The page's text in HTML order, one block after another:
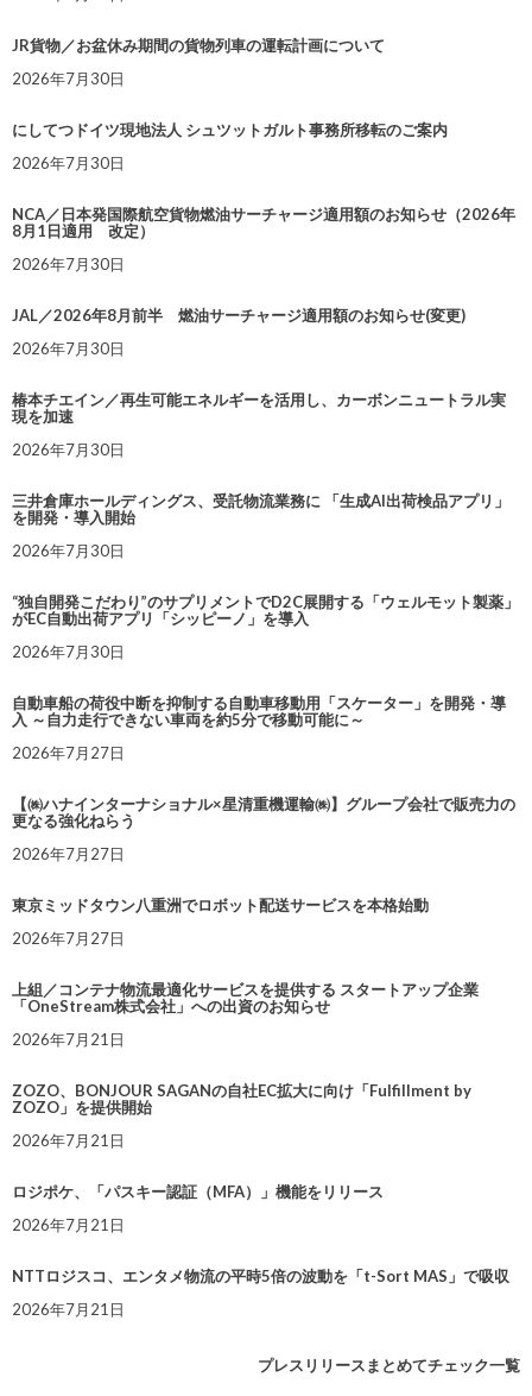
JR貨物／お盆休み期間の貨物列車の運転計画について
2026年7月30日
にしてつドイツ現地法人 シュツットガルト事務所移転のご案内
2026年7月30日
NCA／日本発国際航空貨物燃油サーチャージ適用額のお知らせ（2026年
8月1日適用 改定）
2026年7月30日
JAL／2026年8月前半 燃油サーチャージ適用額のお知らせ(変更)
2026年7月30日
椿本チエイン／再生可能エネルギーを活用し、カーボンニュートラル実
現を加速
2026年7月30日
三井倉庫ホールディングス、受託物流業務に 「生成AI出荷検品アプリ」
を開発・導入開始
2026年7月30日
“独自開発こだわり”のサプリメントでD2C展開する「ウェルモット製薬」
がEC自動出荷アプリ「シッピーノ」を導入
2026年7月30日
自動車船の荷役中断を抑制する自動車移動用「スケーター」を開発・導
入 ～自力走行できない車両を約5分で移動可能に～
2026年7月27日
【㈱ハナインターナショナル×星清重機運輸㈱】グループ会社で販売力の
更なる強化ねらう
2026年7月27日
東京ミッドタウン八重洲でロボット配送サービスを本格始動
2026年7月27日
上組／コンテナ物流最適化サービスを提供する スタートアップ企業
「OneStream株式会社」への出資のお知らせ
2026年7月21日
ZOZO、BONJOUR SAGANの自社EC拡大に向け「Fulfillment by
ZOZO」を提供開始
2026年7月21日
ロジポケ、「パスキー認証（MFA）」機能をリリース
2026年7月21日
NTTロジスコ、エンタメ物流の平時5倍の波動を「t-Sort MAS」で吸収
2026年7月21日
プレスリリースまとめてチェック一覧